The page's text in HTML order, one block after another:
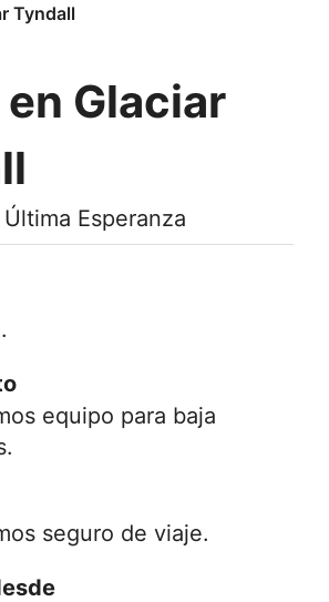
Tyndall
Glaciar
Esperanza
equipo para baja
seguro de viaje.